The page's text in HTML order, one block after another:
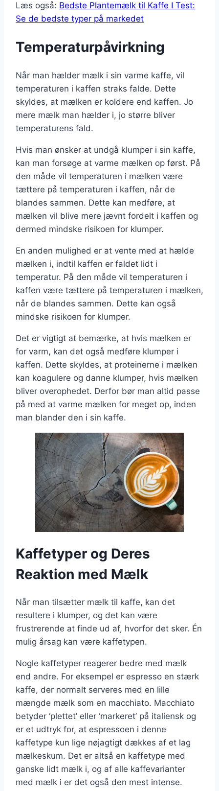
Læs også: Bedste Plantemælk til Kaffe I Test:
Se de bedste typer på markedet
Temperaturpåvirkning
Når man hælder mælk i sin varme kaffe, vil
temperaturen i kaffen straks falde. Dette
skyldes, at mælken er koldere end kaffen. Jo
mere mælk man hælder i, jo større bliver
temperaturens fald.
Hvis man ønsker at undgå klumper i sin kaffe,
kan man forsøge at varme mælken op først. På
den måde vil temperaturen i mælken være
tættere på temperaturen i kaffen, når de
blandes sammen. Dette kan medføre, at
mælken vil blive mere jævnt fordelt i kaffen og
dermed mindske risikoen for klumper.
En anden mulighed er at vente med at hælde
mælken i, indtil kaffen er faldet lidt i
temperatur. På den måde vil temperaturen i
kaffen være tættere på temperaturen i mælken,
når de blandes sammen. Dette kan også
mindske risikoen for klumper.
Det er vigtigt at bemærke, at hvis mælken er
for varm, kan det også medføre klumper i
kaffen. Dette skyldes, at proteinerne i mælken
kan koagulere og danne klumper, hvis mælken
bliver overophedet. Derfor bør man altid passe
på med at varme mælken for meget op, inden
man blander den i sin kaffe.
Kaffetyper og Deres
Reaktion med Mælk
Når man tilsætter mælk til kaffe, kan det
resultere i klumper, og det kan være
frustrerende at finde ud af, hvorfor det sker. Én
mulig årsag kan være kaffetypen.
Nogle kaffetyper reagerer bedre med mælk
end andre. For eksempel er espresso en stærk
kaffe, der normalt serveres med en lille
mængde mælk som en macchiato. Macchiato
betyder ‘plettet’ eller ‘markeret’ på italiensk og
er et udtryk for, at espressoen i denne
kaffetype kun lige nøjagtigt dækkes af et lag
mælkeskum. Det er altså en kaffetype med
ganske lidt mælk i, og af alle kaffevarianter
med mælk i er det også den mest intense.